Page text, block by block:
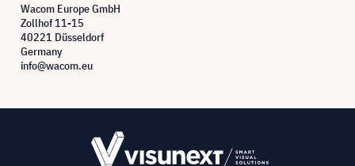
Wacom Europe GmbH
Zollhof 11-15
40221 Düsseldorf
Germany
info@wacom.eu